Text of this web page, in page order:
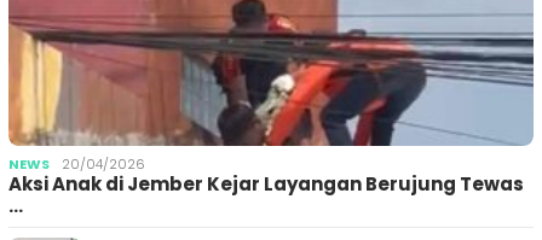
NEWS 20/04/2026
Aksi Anak di Jember Kejar Layangan Berujung Tewas
…